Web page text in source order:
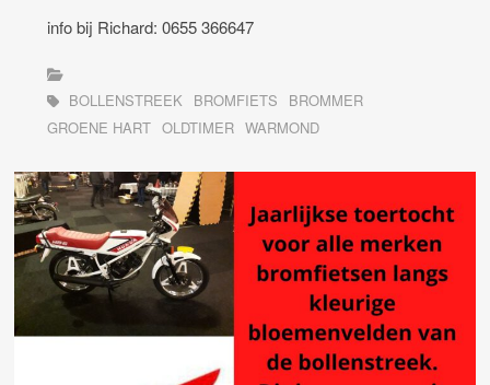
info bij Richard: 0655 366647
BOLLENSTREEK BROMFIETS
BROMMER
GROENE HART OLDTIMER WARMOND